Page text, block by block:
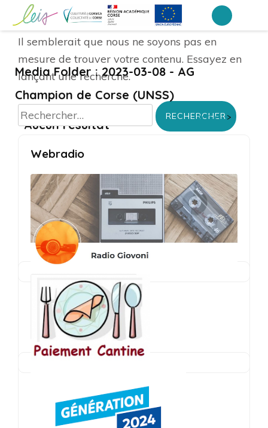
contenu
(Pressez
Entrée)
Collège Arthur Giovoni – Ajaccio
Media Folder :2023-03-08 - AG
Champion de Corse (UNSS)
Accueil >
Aucun résultat
Il semblerait que nous ne soyons pas en
mesure de trouver votre contenu. Essayez en
lançant une recherche.
Rechercher :
Webradio